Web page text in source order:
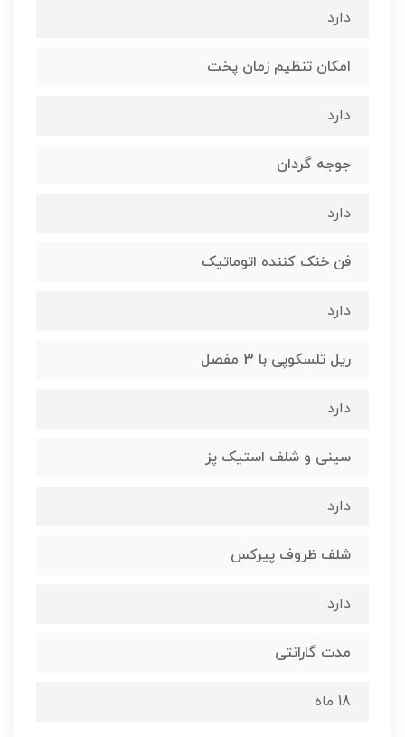
دارد
امکان تنظیم زمان پخت
دارد
جوجه گردان
دارد
فن خنک کننده اتوماتیک
دارد
ریل تلسکوپی با 3 مفصل
دارد
سینی و شلف استیک پز
دارد
شلف ظروف پیرکس
دارد
مدت گارانتی
18 ماه